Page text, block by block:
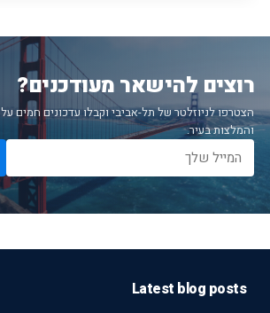
רוצים להישאר מעודכנים?
הצטרפו לניוזלטר של תל-אביבי וקבלו עדכונים חמים
והמלצות בעיר.
Latest blog posts